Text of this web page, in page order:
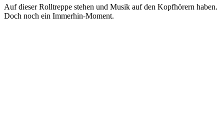
Auf dieser Rolltreppe stehen und Musik auf den Kopfhörern haben.
Doch noch ein Immerhin-Moment.